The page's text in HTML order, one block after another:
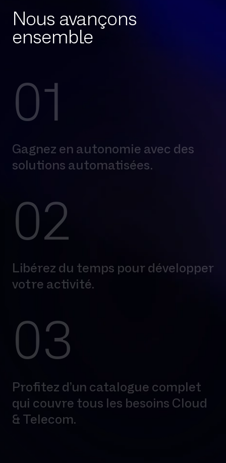
Nous avançons
ensemble
01
Gagnez en autonomie avec des
solutions automatisées.
02
Libérez du temps pour développer
votre activité.
03
Profitez d’un catalogue complet
qui couvre tous les besoins Cloud
& Telecom.